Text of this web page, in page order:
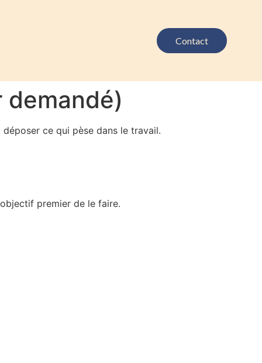
Contact
demandé)
ce qui pèse dans le travail.
premier de le faire.